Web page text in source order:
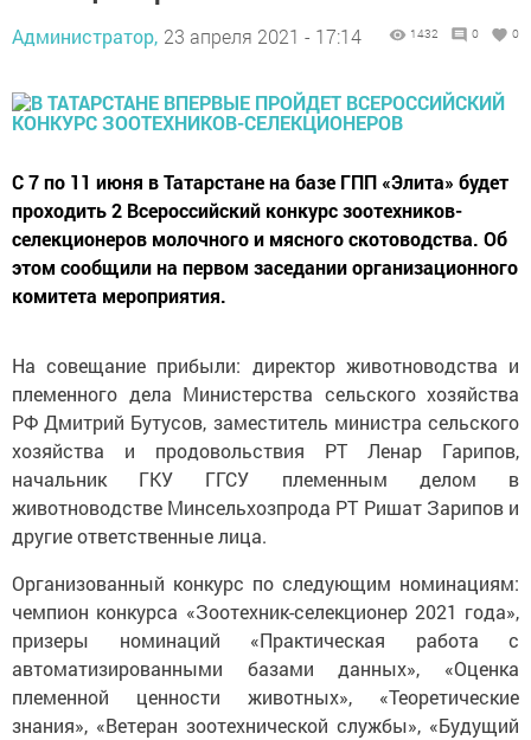
Администратор, 23 апреля 2021 - 17:14 1432 0 0
С 7 по 11 июня в Татарстане на базе ГПП «Элита» будет
проходить 2 Всероссийский конкурс зоотехников-
селекционеров молочного и мясного скотоводства. Об
этом сообщили на первом заседании организационного
комитета мероприятия.
На совещание прибыли: директор животноводства и
племенного дела Министерства сельского хозяйства
РФ Дмитрий Бутусов, заместитель министра сельского
хозяйства и продовольствия РТ Ленар Гарипов,
начальник ГКУ ГГСУ племенным делом в
животноводстве Минсельхозпрода РТ Ришат Зарипов и
другие ответственные лица.
Организованный конкурс по следующим номинациям:
чемпион конкурса «Зоотехник-селекционер 2021 года»,
призеры номинаций «Практическая работа с
автоматизированными базами данных», «Оценка
племенной ценности животных», «Теоретические
знания», «Ветеран зоотехнической службы», «Будущий